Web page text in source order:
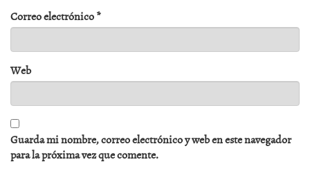
Correo electrónico*
Web
Guarda mi nombre, correo electrónico y web en este navegador
para la próxima vez que comente.